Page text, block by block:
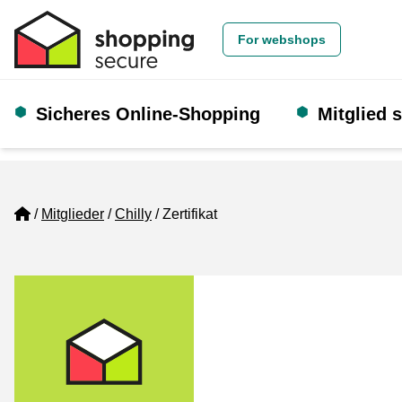
For webshops
Sicheres Online-Shopping Mitglied
Home
Mitglieder Chilly Zertifikat